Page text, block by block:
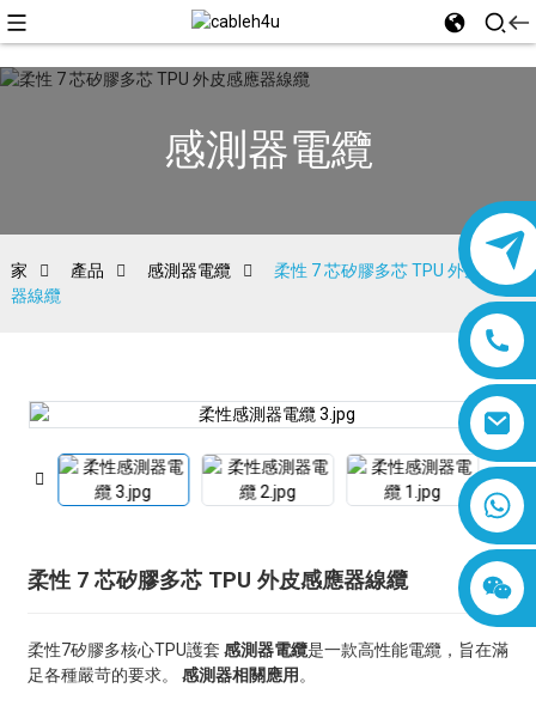
8618019377761
感測器電纜
家 產品 感測器電纜
柔性 7 芯矽膠多芯 TPU 外皮感應
器線纜
柔性 7 芯矽膠多芯 TPU 外皮感應器線纜
柔性7矽膠多核心TPU護套 感測器電纜是一款高性能電纜，旨在滿
足各種嚴苛的要求。 感測器相關應用 。